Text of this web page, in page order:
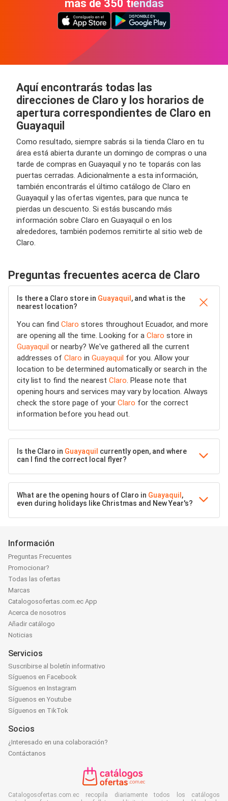
más de 350 tiendas
Aquí encontrarás todas las
direcciones de Claro y los horarios de
apertura correspondientes de Claro en
Guayaquil
Como resultado, siempre sabrás si la tienda Claro en tu
área está abierta durante un domingo de compras o una
tarde de compras en Guayaquil y no te toparás con las
puertas cerradas. Adicionalmente a esta información,
también encontrarás el último catálogo de Claro en
Guayaquil y las ofertas vigentes, para que nunca te
pierdas un descuento. Si estás buscando más
información sobre Claro en Guayaquil o en los
alrededores, también podemos remitirte al sitio web de
Claro.
Preguntas frecuentes acerca de Claro
Is there a Claro store in Guayaquil , and what is the
nearest location?
You can find Claro stores throughout Ecuador, and more
are opening all the time. Looking for a Claro store in
Guayaquil or nearby? We've gathered all the current
addresses of Claro in Guayaquil for you. Allow your
location to be determined automatically or search in the
city list to find the nearest Claro. Please note that
opening hours and services may vary by location. Always
check the store page of your Claro for the correct
information before you head out.
Is the Claro in Guayaquil currently open, and where
can I find the correct local flyer?
What are the opening hours of Claro in Guayaquil ,
even during holidays like Christmas and New Year's?
Información
Preguntas Frecuentes
Promocionar?
Todas las ofertas
Marcas
Catalogosofertas.com.ec App
Acerca de nosotros
Añadir catálogo
Noticias
Servicios
Suscribirse al boletín informativo
Síguenos en Facebook
Síguenos en Instagram
Síguenos en Youtube
Síguenos en TikTok
Socios
¿Interesado en una colaboración?
Contáctanos
Catalogosofertas.com.ec recopila diariamente todos los catálogos